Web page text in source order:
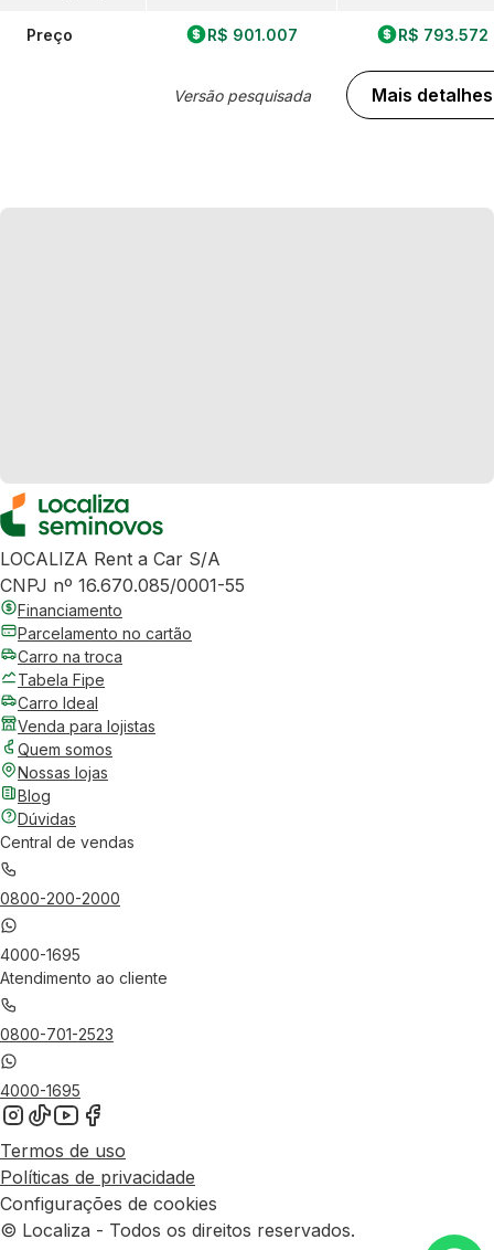
Preço R$ 901.007
Versão pesquisada
R$ 793.572
Mais detalhes
LOCALIZA Rent a Car S/A
CNPJ nº 16.670.085/0001-55
Financiamento
Parcelamento no cartão
Carro na troca
Tabela Fipe
Carro Ideal
Venda para lojistas
Quem somos
Nossas lojas
Blog
Dúvidas
Central de vendas
0800-200-2000
4000-1695
Atendimento ao cliente
0800-701-2523
4000-1695
Termos de uso
Políticas de privacidade
Configurações de cookies
© Localiza - Todos os direitos reservados.